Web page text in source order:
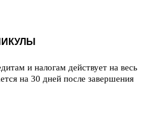
и налогам действует на весь
на 30 дней после завершения